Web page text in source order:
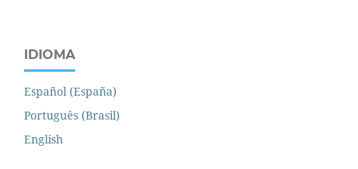
IDIOMA
Español (España)
Português (Brasil)
English